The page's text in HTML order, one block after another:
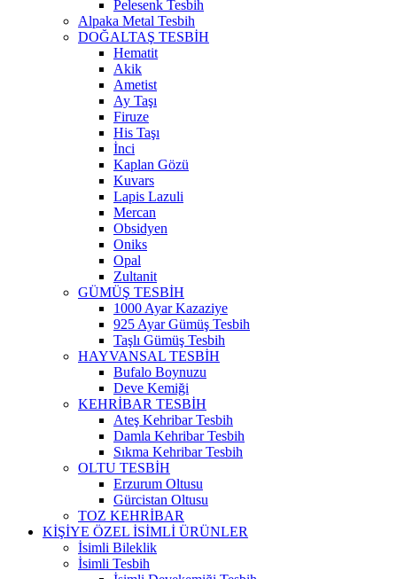
Pelesenk Tesbih
Alpaka Metal Tesbih
DOĞALTAŞ TESBİH
Hematit
Akik
Ametist
Ay Taşı
Firuze
His Taşı
İnci
Kaplan Gözü
Kuvars
Lapis Lazuli
Mercan
Obsidyen
Oniks
Opal
Zultanit
GÜMÜŞ TESBİH
1000 Ayar Kazaziye
925 Ayar Gümüş Tesbih
Taşlı Gümüş Tesbih
HAYVANSAL TESBİH
Bufalo Boynuzu
Deve Kemiği
KEHRİBAR TESBİH
Ateş Kehribar Tesbih
Damla Kehribar Tesbih
Sıkma Kehribar Tesbih
OLTU TESBİH
Erzurum Oltusu
Gürcistan Oltusu
TOZ KEHRİBAR
KİŞİYE ÖZEL İSİMLİ ÜRÜNLER
İsimli Bileklik
İsimli Tesbih